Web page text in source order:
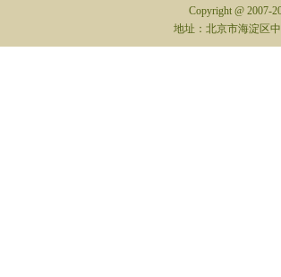
Copyright @ 2007-
地址：北京市海淀区